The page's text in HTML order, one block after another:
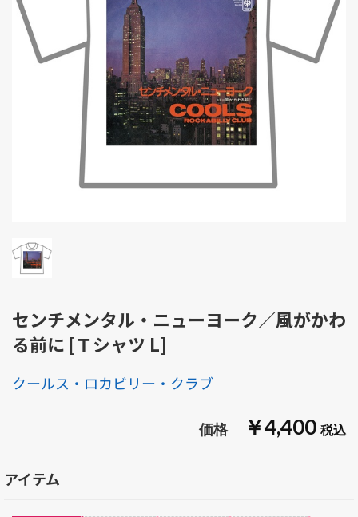
センチメンタル・ニューヨーク／風がかわ
る前に [Ｔシャツ L]
￥4,400
アイテム
クールス・ロカビリー・クラブ